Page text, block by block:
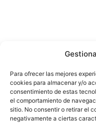
Para ofrecer las mejores
cookies para almacenar y/o
consentimiento de estas
el comportamiento de
sitio. No consentir o retirar el
negativamente a ciertas